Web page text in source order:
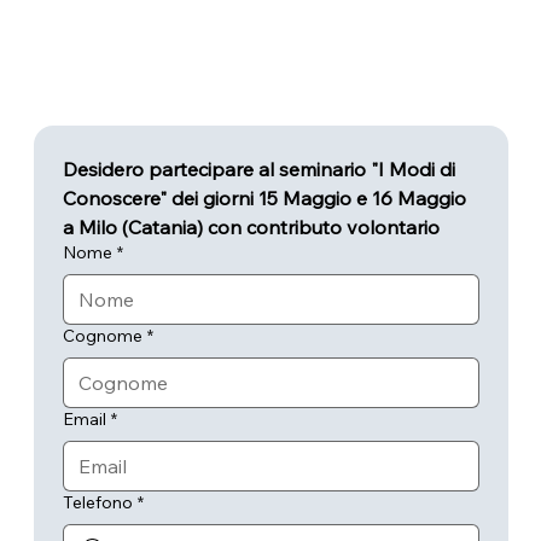
Desidero partecipare al seminario "I Modi di
Conoscere" dei giorni 15 Maggio e 16 Maggio
a Milo (Catania) con contributo volontario
Nome *
Cognome *
Email *
Telefono *